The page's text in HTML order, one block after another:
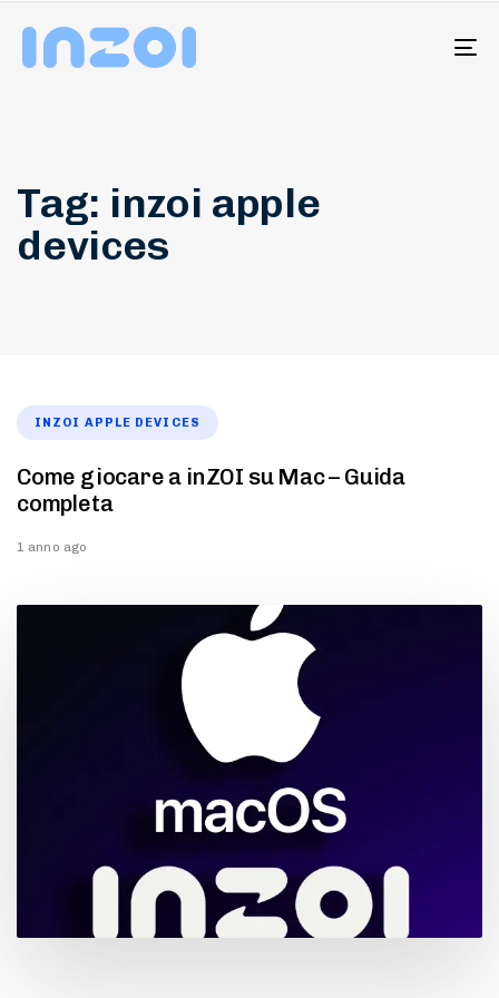
Tag: inzoi apple
devices
INZOI APPLE DEVICES
Come giocare a inZOI su Mac – Guida
completa
1 anno ago